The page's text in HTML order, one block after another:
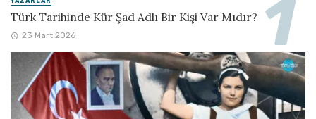
Türk Tarihinde Kür Şad Adlı Bir Kişi Var Mıdır?
23 Mart 2026